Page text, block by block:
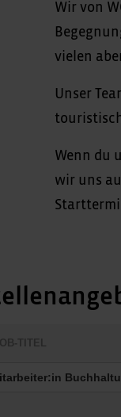
Wir von
vielen
Unser
Wenn du
wir uns